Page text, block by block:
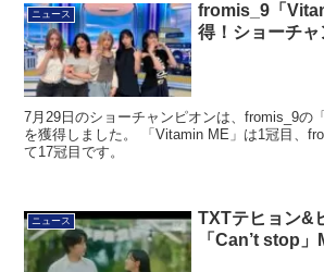
ニュース
fromis_9「
得！ショーチャ
7月29日のショーチャンピオンは、fromis_9の
を獲得しました。 「Vitamin ME」は1冠目、
て17冠目です。
ニュース
TXTテヒョン&
「Can’t stop」